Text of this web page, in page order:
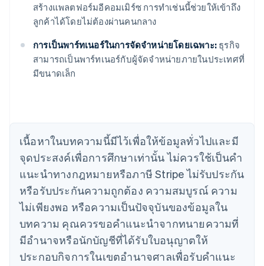
สร้างแพลตฟอร์มอีคอมเมิร์ซ การทําเช่นนี้ช่วยให้เข้าถึง
ลูกค้าได้โดยไม่ต้องผ่านคนกลาง
การเป็นพาร์ทเนอร์ในการจัดจำหน่ายโดยเฉพาะ: ธุรกิจ
สามารถเป็นพาร์ทเนอร์กับผู้จัดจําหน่ายภายในประเทศที่
มีขนาดเล็ก
เนื้อหาในบทความนี้มีไว้เพื่อให้ข้อมูลทั่วไปและมี
จุดประสงค์เพื่อการศึกษาเท่านั้น ไม่ควรใช้เป็นคํา
แนะนําทางกฎหมายหรือภาษี Stripe ไม่รับประกัน
หรือรับประกันความถูกต้อง ความสมบูรณ์ ความ
ไม่เพียงพอ หรือความเป็นปัจจุบันของข้อมูลใน
บทความ คุณควรขอคําแนะนําจากทนายความที่
มีอํานาจหรือนักบัญชีที่ได้รับใบอนุญาตให้
ประกอบกิจการในเขตอํานาจศาลเพื่อรับคําแนะ
English
เขตบริหารพิเศษฮ่องกง ประเทศจีน
English简体中文
简体中文English
ไซปรัส
English
ญี่ปุ่น
日本語 English
เดนมาร์ก
English
ไทย
English
นอร์เวย์
English